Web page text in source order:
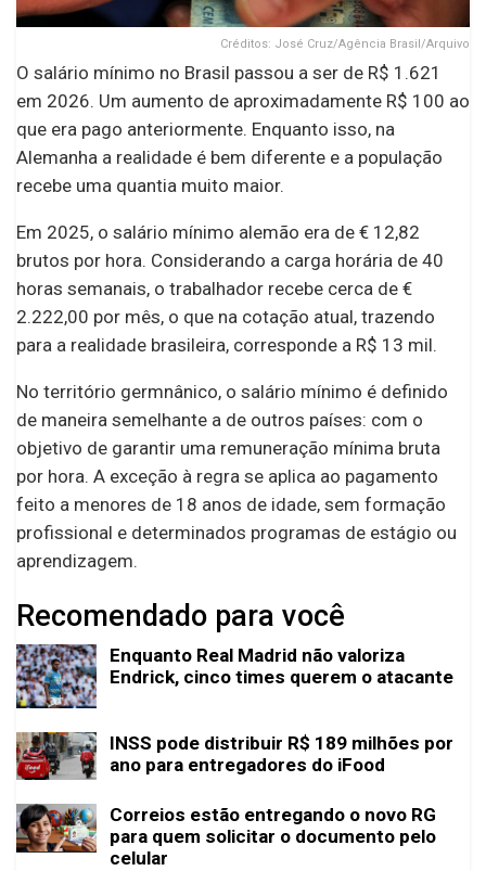
Créditos: José Cruz/Agência Brasil/Arquivo
O salário mínimo no Brasil passou a ser de R$ 1.621
em 2026. Um aumento de aproximadamente R$ 100 ao
que era pago anteriormente. Enquanto isso, na
Alemanha a realidade é bem diferente e a população
recebe uma quantia muito maior.
Em 2025, o salário mínimo alemão era de € 12,82
brutos por hora. Considerando a carga horária de 40
horas semanais, o trabalhador recebe cerca de €
2.222,00 por mês, o que na cotação atual, trazendo
para a realidade brasileira, corresponde a R$ 13 mil.
No território germnânico, o salário mínimo é definido
de maneira semelhante a de outros países: com o
objetivo de garantir uma remuneração mínima bruta
por hora. A exceção à regra se aplica ao pagamento
feito a menores de 18 anos de idade, sem formação
profissional e determinados programas de estágio ou
aprendizagem.
Recomendado para você
Enquanto Real Madrid não valoriza
Endrick, cinco times querem o atacante
INSS pode distribuir R$ 189 milhões por
ano para entregadores do iFood
Correios estão entregando o novo RG
para quem solicitar o documento pelo
celular